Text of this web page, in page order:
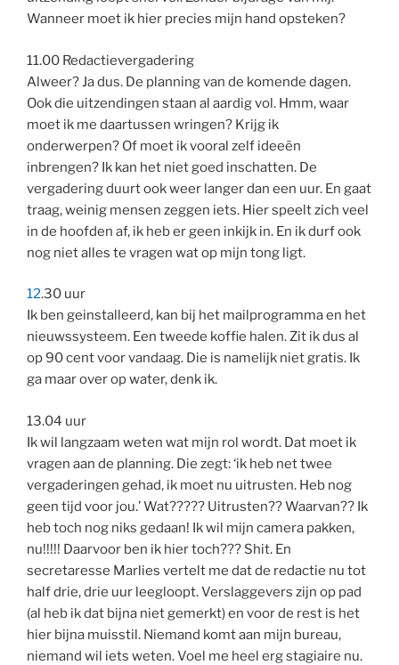
Wanneer moet ik hier precies mijn hand opsteken?
11.00 Redactievergadering
Alweer? Ja dus. De planning van de komende dagen.
Ook die uitzendingen staan al aardig vol. Hmm, waar
moet ik me daartussen wringen? Krijg ik
onderwerpen? Of moet ik vooral zelf ideeën
inbrengen? Ik kan het niet goed inschatten. De
vergadering duurt ook weer langer dan een uur. En gaat
traag, weinig mensen zeggen iets. Hier speelt zich veel
in de hoofden af, ik heb er geen inkijk in. En ik durf ook
nog niet alles te vragen wat op mijn tong ligt.
12.30 uur
Ik ben geinstalleerd, kan bij het mailprogramma en het
nieuwssysteem. Een tweede koffie halen. Zit ik dus al
op 90 cent voor vandaag. Die is namelijk niet gratis. Ik
ga maar over op water, denk ik.
13.04 uur
Ik wil langzaam weten wat mijn rol wordt. Dat moet ik
vragen aan de planning. Die zegt: ‘ik heb net twee
vergaderingen gehad, ik moet nu uitrusten. Heb nog
geen tijd voor jou.’ Wat????? Uitrusten?? Waarvan?? Ik
heb toch nog niks gedaan! Ik wil mijn camera pakken,
nu!!!!! Daarvoor ben ik hier toch??? Shit. En
secretaresse Marlies vertelt me dat de redactie nu tot
half drie, drie uur leegloopt. Verslaggevers zijn op pad
(al heb ik dat bijna niet gemerkt) en voor de rest is het
hier bijna muisstil. Niemand komt aan mijn bureau,
niemand wil iets weten. Voel me heel erg stagiaire nu.